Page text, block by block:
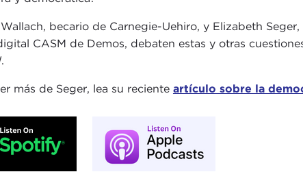
becario de Carnegie-Uehiro, y Elizabeth
CASM de Demos, debaten estas y otras
.
más de Seger, lea su reciente artículo sobre la